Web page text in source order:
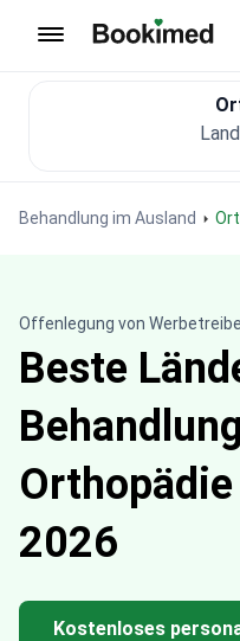
Behandlung im Ausland
Offenlegung von
Beste
2026
Kostenloses